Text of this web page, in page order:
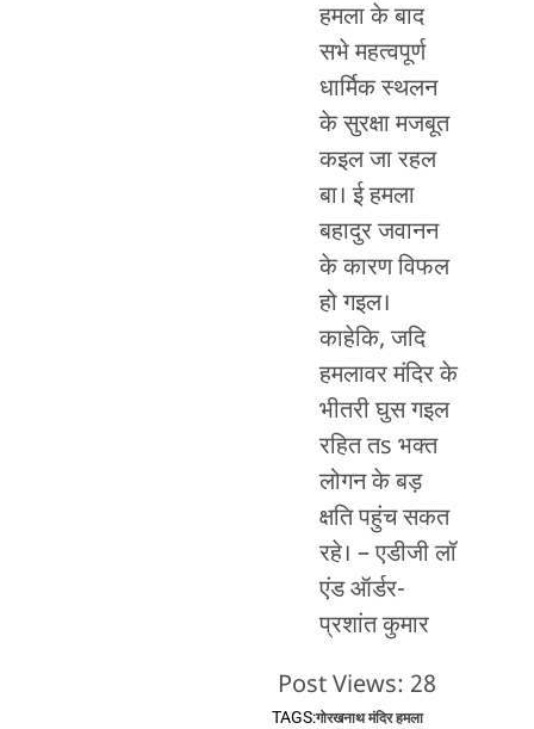
हमला के बाद
सभे महत्वपूर्ण
धार्मिक स्थलन
के सुरक्षा मजबूत
कइल जा रहल
बा। ई हमला
बहादुर जवानन
के कारण विफल
हो गइल।
काहेकि, जदि
हमलावर मंदिर के
भीतरी घुस गइल
रहित तs भक्त
लोगन के बड़
क्षति पहुंच सकत
रहे। – एडीजी लॉ
एंड ऑर्डर-
प्रशांत कुमार
Post Views: 28
TAGS:गोरखनाथ मंदिर हमला